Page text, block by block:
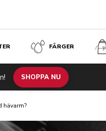
FÄRGER
SHOPPA NU
hävarm?